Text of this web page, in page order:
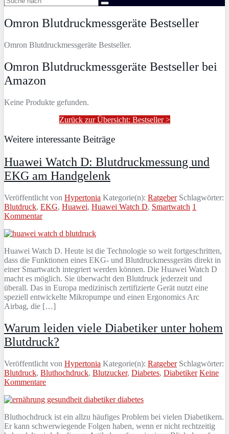
Omron Blutdruckmessgeräte Bestseller
Omron Blutdruckmessgeräte Bestseller.
Omron Blutdruckmessgeräte Bestseller bei
Amazon
Keine Produkte gefunden.
Zurück zur Übersicht: Bestseller >
Weitere interessante Beiträge
Huawei Watch D: Blutdruckmessung und
EKG am Handgelenk
Veröffentlicht von Hypertonia Kategorie(n): RatgeberSchlagwörter:
Blutdruck, EKG, Huawei, Huawei Watch D, Smartwatch 1
Kommentar
Huawei Watch D. Heute ist die Technologie so weit fortgeschritten,
dass die Funktionen eines EKG- und Blutdruckmessgeräts direkt in
einer Smartwatch integriert werden können. Die Huawei Watch D
macht es möglich. Sie überwacht den Blutdruck jederzeit und
überall. Das in Europa medizinisch zertifizierte Gerät nutzt eine
speziell entwickelte Mikropumpe und einen Ergonomics Arc
Airbag, die […]
Warum leiden viele Diabetiker unter hohem
Blutdruck?
Veröffentlicht von Hypertonia Kategorie(n): RatgeberSchlagwörter:
Blutdruck, Bluthochdruck, Blutzucker, Diabetes, Diabetiker Keine
Kommentare
Bluthochdruck ist ein allzu häufiges Problem bei vielen Diabetikern.
Er kann schwerwiegende Folgen haben, wenn er nicht rechtzeitig